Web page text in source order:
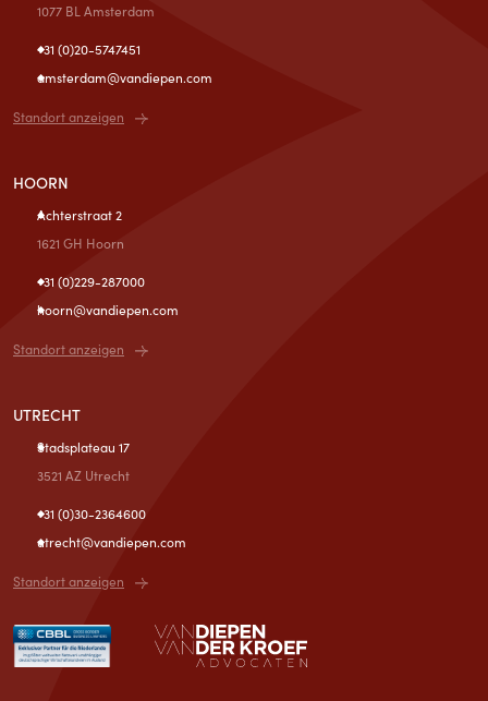
1077 BL Amsterdam
+31 (0)20-5747451
amsterdam@vandiepen.com
Standort anzeigen
HOORN
Achterstraat 2
1621 GH Hoorn
+31 (0)229-287000
hoorn@vandiepen.com
Standort anzeigen
UTRECHT
Stadsplateau 17
3521 AZ Utrecht
+31 (0)30-2364600
utrecht@vandiepen.com
Standort anzeigen